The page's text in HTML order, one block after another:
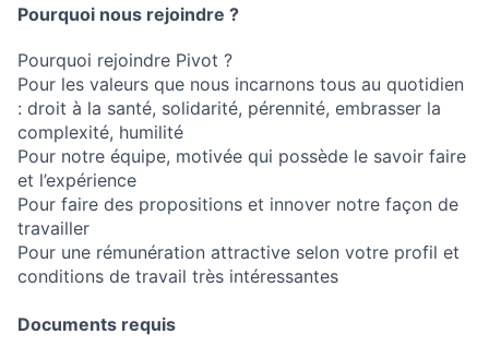
Pourquoi nous rejoindre ?
Pourquoi rejoindre Pivot ?
Pour les valeurs que nous incarnons tous au quotidien
: droit à la santé, solidarité, pérennité, embrasser la
complexité, humilité
Pour notre équipe, motivée qui possède le savoir faire
et l’expérience
Pour faire des propositions et innover notre façon de
travailler
Pour une rémunération attractive selon votre profil et
conditions de travail très intéressantes
Documents requis